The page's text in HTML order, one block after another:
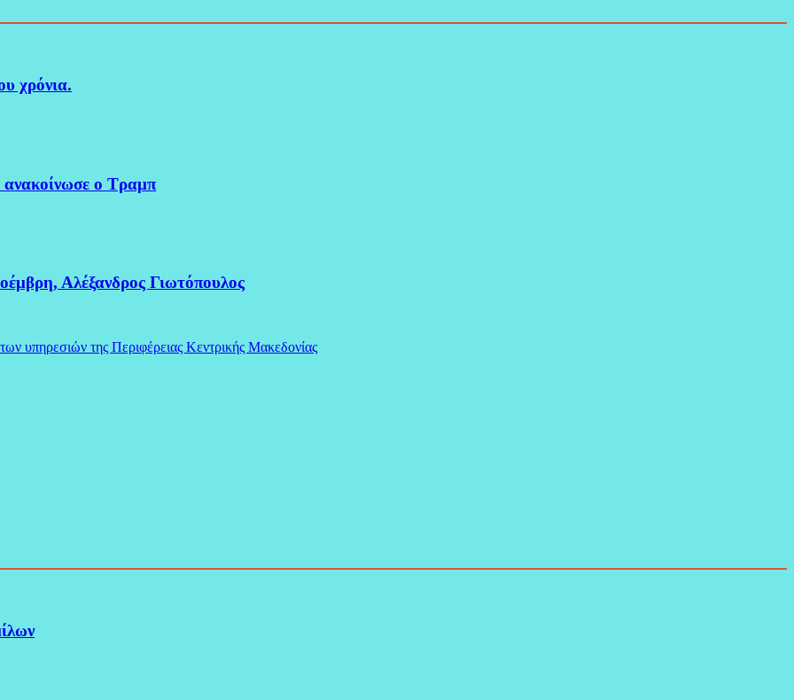
χρόνια.
ο Τραμπ
Αλέξανδρος Γιωτόπουλος
υπηρεσιών της Περιφέρειας Κεντρικής Μακεδονίας